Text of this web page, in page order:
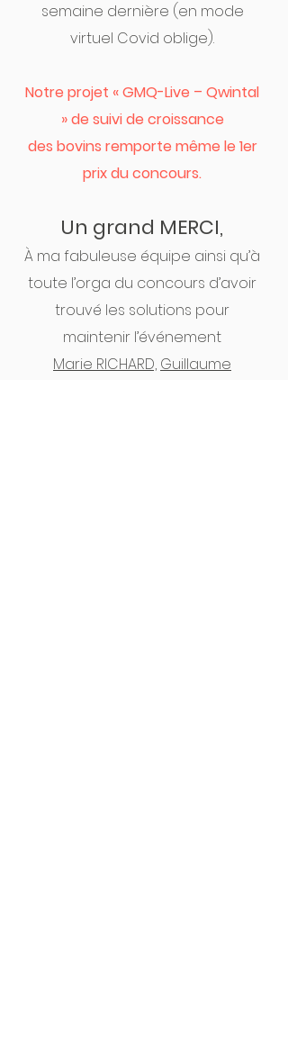
semaine dernière (en mode
virtuel Covid oblige).
Notre projet « GMQ-Live – Qwintal
» de suivi de croissance
des bovins remporte même le 1er
prix du concours.
Un grand MERCI,
À ma fabuleuse équipe ainsi qu’à
toute l’orga du concours d’avoir
trouvé les solutions pour
maintenir l’événement
Marie RICHARD, Guillaume